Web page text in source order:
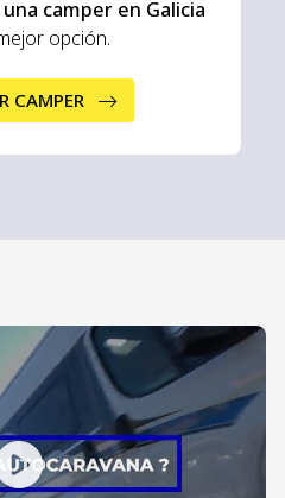
camper en Galicia
opción.
CAMPER